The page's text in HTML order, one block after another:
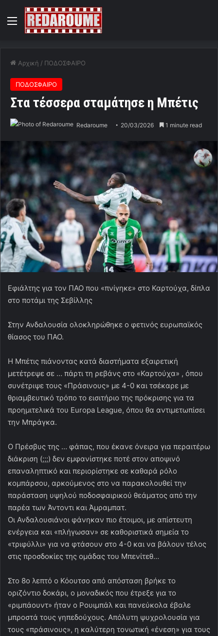
Menu
Αρχική / ΠΟΔΟΣΦΑΙΡΟ
ΠΟΔΟΣΦΑΙΡΟ
Στα τέσσερα σταμάτησε η Μπέτις
Redaroume 20/03/2026 1 minute read
Eφιάλτης για τον ΠΑΟ που «πνίγηκε» στο Καρτούχα, δίπλα
στο ποτάμι της Σεβίλλης
Στην Ανδαλουσία ολοκληρώθηκε ο φετινός ευρωπαϊκός
θίασος του ΠΑΟ.
Η Μπέτις πιάνοντας κατά διαστήματα εξαιρετική
μετέτρεψε σε … πάρτι τη ρεβάνς στο «Καρτούχα» , όπου
συνέτριψε τους «Πράσινους» με 4-0 και τσέκαρε με
θριαμβευτικό τρόπο το εισιτήριο της πρόκρισης για τα
προημιτελικά του Europa League, όπου θα αντιμετωπίσει
την Μπράγκα.
Ο Πρέσβυς της … φάπας, που έκανε όνειρα για περαιτέρω
διάκριση (;;;) δεν εμφανίστηκε ποτέ στον αποψινό
επαναληπτικό και περιορίστηκε σε καθαρά ρόλο
κομπάρσου, αρκούμενος στο να παρακολουθεί την
παράσταση υψηλού ποδοσφαιρικού θεάματος από την
παρέα των Άντοντι και Άμραμπατ.
Οι Ανδαλουσιάνοι φάνηκαν πιο έτοιμοι, με απίστευτη
ενέργεια και «πλήγωσαν» σε καθοριστικά σημεία το
«τριφύλλι» για να φτάσουν στο 4-0 και να βάλουν τέλος
στις προσδοκίες της ομάδας του Μπενίτεθ…
Στο 8ο λεπτό ο Κόουτσο από απόσταση βρήκε το
οριζόντιο δοκάρι, ο μοναδικός που έτρεξε για το
«ριμπάουντ» ήταν ο Ρουιμπάλ και πανεύκολα έβαλε
μπροστά τους γηπεδούχους. Απόλυτη ψυχρολουσία για
τους «πράσινους», η καλύτερη τονωτική «ένεση» για τους